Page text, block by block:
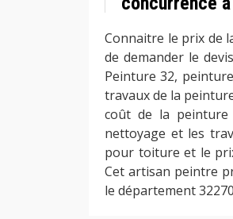
Connaitre le prix de
de demander le
Peinture 32,
travaux de la
coût de la
nettoyage et les
pour toiture et le
Cet artisan peintre
le département